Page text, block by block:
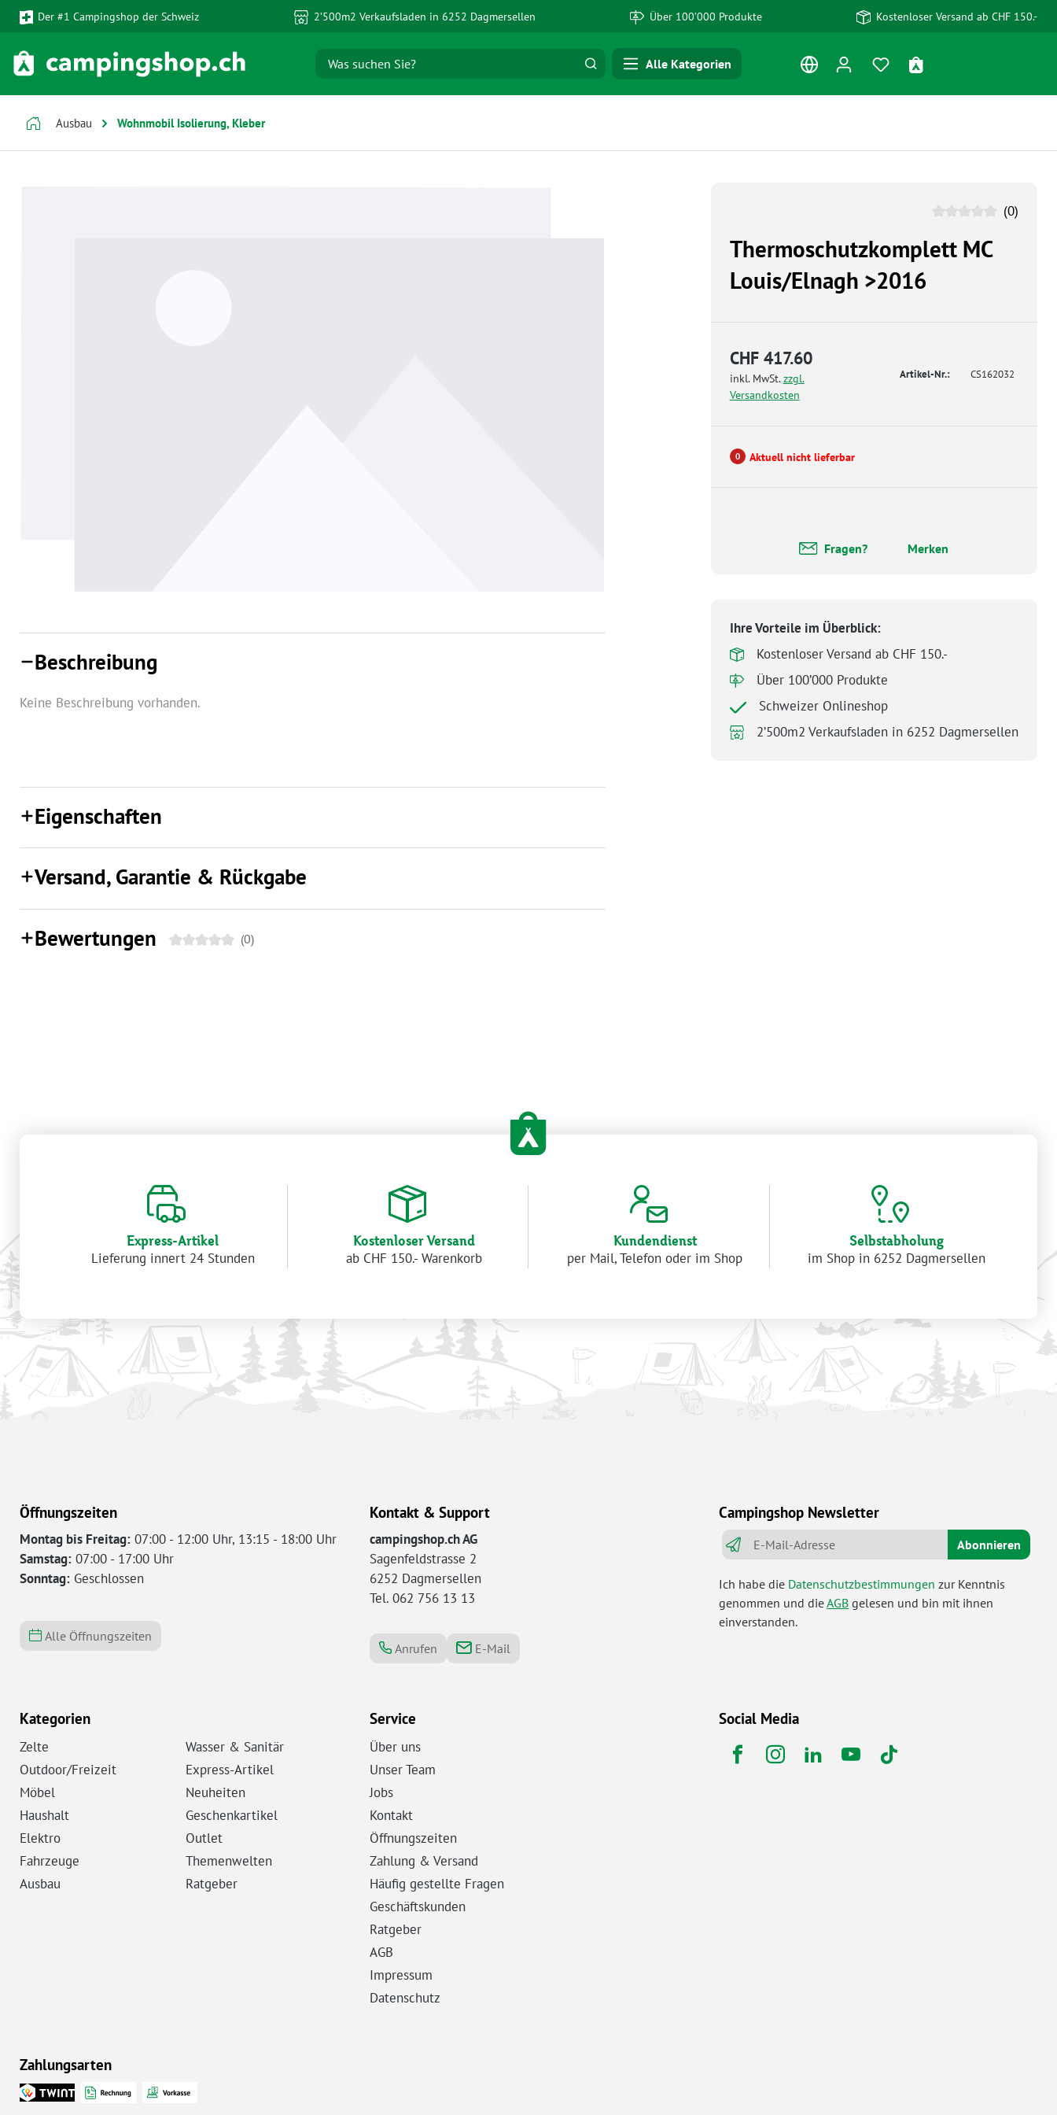
Hauptinhalt springen
Zur Suche springen
Zur Hauptnavigation springen
Der #1 Campingshop der Schweiz 2’500m2 Verkaufsladen in 6252 Dagmersellen Über 100’000 Produkte Kostenloser Versand ab CHF 150.-
Du hast 0 Produkte auf dem
Alle Kategorien
Ausbau Wohnmobil Isolierung, Kleber
Beschreibung
Keine Beschreibung vorhanden.
Eigenschaften
Versand, Garantie & Rückgabe
Bewertungen (0)
(0)
Thermoschutzkomplett MC
Louis/Elnagh >2016
CHF 417.60
inkl. MwSt.zzgl.
Versandkosten
Artikel-Nr.: CS162032
0 Aktuell nicht lieferbar
Fragen? Merken
Ihre Vorteile im Überblick:
Kostenloser Versand ab CHF 150.-
Über 100’000 Produkte
Schweizer Onlineshop
2’500m2 Verkaufsladen in 6252 Dagmersellen
Express-Artikel
Lieferung innert 24 Stunden
Kostenloser Versand
ab CHF 150.- Warenkorb
Kundendienst
per Mail, Telefon oder im Shop
Selbstabholung
im Shop in 6252 Dagmersellen
Öffnungszeiten
Montag bis Freitag: 07:00 - 12:00 Uhr, 13:15 - 18:00 Uhr
Samstag: 07:00 - 17:00 Uhr
Sonntag: Geschlossen
Alle Öffnungszeiten
Kontakt & Support
campingshop.ch AG
Sagenfeldstrasse 2
6252 Dagmersellen
Tel. 062 756 13 13
Anrufen E-Mail
Campingshop Newsletter
Abonnieren
Ich habe die Datenschutzbestimmungen zur Kenntnis
genommen und dieAGB gelesen und bin mit ihnen
einverstanden.
Kategorien
Zelte
Outdoor/Freizeit
Möbel
Haushalt
Elektro
Fahrzeuge
Ausbau
Wasser & Sanitär
Express-Artikel
Neuheiten
Geschenkartikel
Outlet
Themenwelten
Ratgeber
Service
Über uns
Unser Team
Jobs
Kontakt
Öffnungszeiten
Zahlung & Versand
Häufig gestellte Fragen
Geschäftskunden
Ratgeber
AGB
Impressum
Datenschutz
Social Media
Zahlungsarten